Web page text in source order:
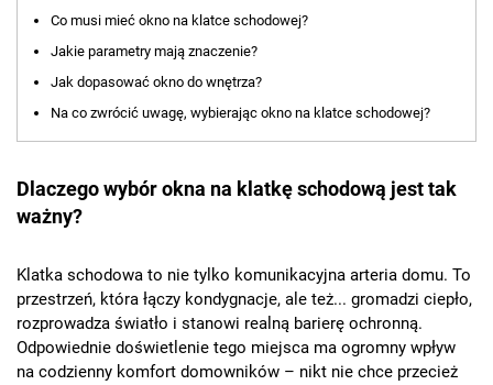
Co musi mieć okno na klatce schodowej?
Jakie parametry mają znaczenie?
Jak dopasować okno do wnętrza?
Na co zwrócić uwagę, wybierając okno na klatce schodowej?
Dlaczego wybór okna na klatkę schodową jest tak
ważny?
Klatka schodowa to nie tylko komunikacyjna arteria domu. To
przestrzeń, która łączy kondygnacje, ale też... gromadzi ciepło,
rozprowadza światło i stanowi realną barierę ochronną.
Odpowiednie doświetlenie tego miejsca ma ogromny wpływ
na codzienny komfort domowników – nikt nie chce przecież